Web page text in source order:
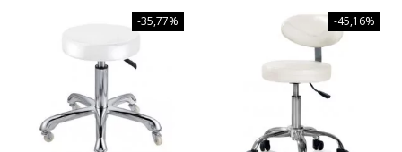
-35,77% -45,16%